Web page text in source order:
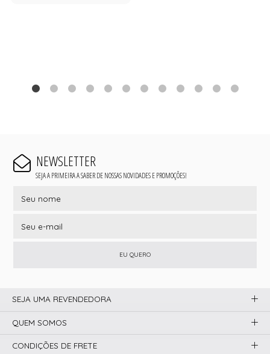
NEWSLETTER
SEJA A PRIMEIRA A SABER DE NOSSAS NOVIDADES E PROMOÇÕES!
EU QUERO
SEJA UMA REVENDEDORA
QUEM SOMOS
CONDIÇÕES DE FRETE